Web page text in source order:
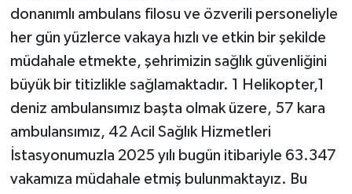
donanımlı ambulans filosu ve özverili personeliyle
her gün yüzlerce vakaya hızlı ve etkin bir şekilde
müdahale etmekte, şehrimizin sağlık güvenliğini
büyük bir titizlikle sağlamaktadır. 1 Helikopter,1
deniz ambulansımız başta olmak üzere, 57 kara
ambulansımız, 42 Acil Sağlık Hizmetleri
İstasyonumuzla 2025 yılı bugün itibariyle 63.347
vakamıza müdahale etmiş bulunmaktayız. Bu